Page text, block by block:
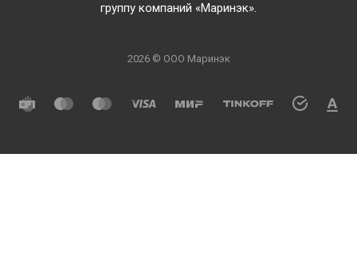
группу компаний «Маринэк».
2026 © ООО Маринэк